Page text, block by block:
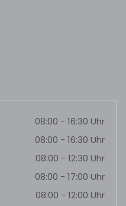
08:00 - 16:30 Uhr
08:00 - 16:30 Uhr
08:00 - 12:30 Uhr
08:00 - 17:00 Uhr
08:00 - 12:00 Uhr